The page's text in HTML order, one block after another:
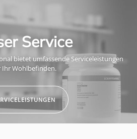
Service
bietet umfassende Serviceleistungen
Ihr Wohlbefinden.